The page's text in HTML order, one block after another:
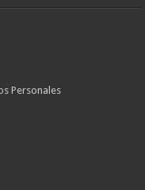
Personales